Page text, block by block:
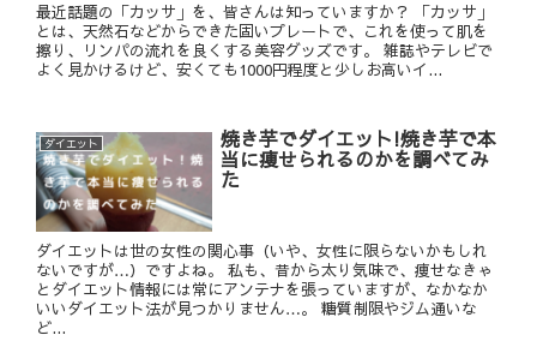
最近話題の「カッサ」を、皆さんは知っていますか？ 「カッサ」
とは、天然石などからできた固いプレートで、これを使って肌を
擦り、リンパの流れを良くする美容グッズです。 雑誌やテレビで
よく見かけるけど、安くても1000円程度と少しお高いイ...
ダイエット 焼き芋でダイエット!焼き芋で本
当に痩せられるのかを調べてみ
た
ダイエットは世の女性の関心事（いや、女性に限らないかもしれ
ないですが…）ですよね。 私も、昔から太り気味で、痩せなきゃ
とダイエット情報には常にアンテナを張っていますが、なかなか
いいダイエット法が見つかりません…。 糖質制限やジム通いな
ど...